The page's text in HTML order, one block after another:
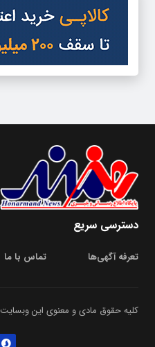
دسترسی سریع
تعرفه آگهی‌ها تماس با ما
کلیه حقوق مادی و معنوی این